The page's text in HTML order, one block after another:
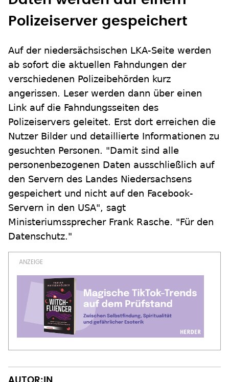
Polizeiserver gespeichert
Auf der niedersächsischen LKA-Seite werden
ab sofort die aktuellen Fahndungen der
verschiedenen Polizeibehörden kurz
angerissen. Leser werden dann über einen
Link auf die Fahndungsseiten des
Polizeiservers geleitet. Erst dort erreichen die
Nutzer Bilder und detaillierte Informationen zu
gesuchten Personen. "Damit sind alle
personenbezogenen Daten ausschließlich auf
den Servern des Landes Niedersachsens
gespeichert und nicht auf den Facebook-
Servern in den USA", sagt
Ministeriumssprecher Frank Rasche. "Für den
Datenschutz."